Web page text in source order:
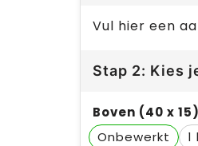
Vul hier een
Stap 2: Kies
Boven (40 x 15)
Onbewerkt
1